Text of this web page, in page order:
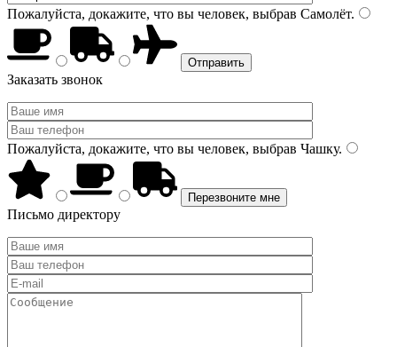
Пожалуйста, докажите, что вы человек, выбрав Самолёт.
Заказать звонок
Пожалуйста, докажите, что вы человек, выбрав Чашку.
Письмо директору